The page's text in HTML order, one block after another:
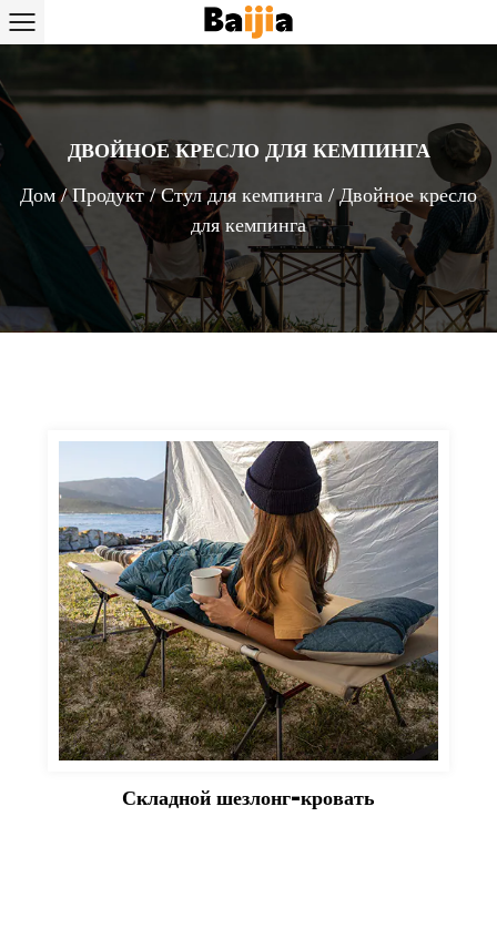
ДВОЙНОЕ КРЕСЛО ДЛЯ КЕМПИНГА
Дом/Продукт/Стул для кемпинга /Двойное кресло
для кемпинга
Складной шезлонг-кровать